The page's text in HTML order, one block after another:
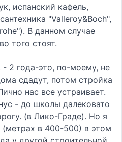
испанский кафель,
"Valleroy&Boch",
В данном случае
того стоят.
2 года-это, по-моему, не
сдадут, потом стройка
нас все устраивает.
- до школы далековато
(в Лико-Граде). Но я
(метрах в 400-500) в этом